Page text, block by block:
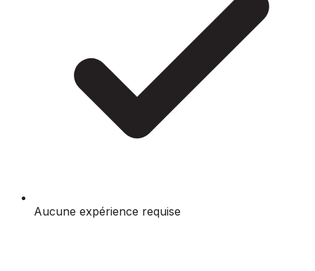
Aucune expérience requise